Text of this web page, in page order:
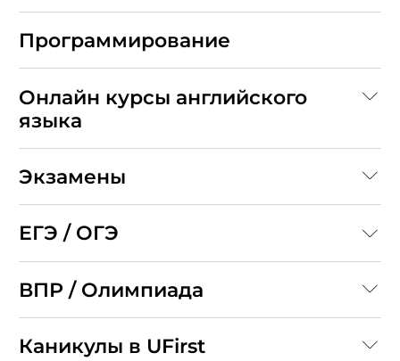
Программирование
Онлайн курсы английского
языка
Экзамены
ЕГЭ / ОГЭ
ВПР / Олимпиада
Каникулы в UFirst